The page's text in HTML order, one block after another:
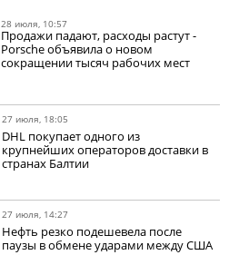
28 июля, 10:57
Продажи падают, расходы растут -
Porsche объявила о новом
сокращении тысяч рабочих мест
27 июля, 18:05
DHL покупает одного из
крупнейших операторов доставки в
странах Балтии
27 июля, 14:27
Нефть резко подешевела после
паузы в обмене ударами между США